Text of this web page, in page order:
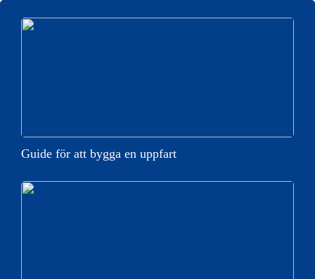
Guide för att bygga en uppfart